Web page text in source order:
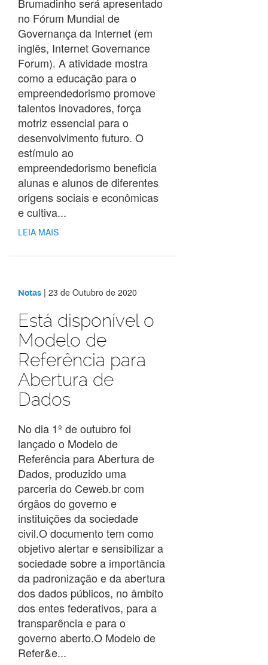
no Fórum Mundial de
Governança da Internet (em
inglês, Internet Governance
Forum). A atividade mostra
como a educação para o
empreendedorismo promove
talentos inovadores, força
motriz essencial para o
desenvolvimento futuro. O
estímulo ao
empreendedorismo beneficia
alunas e alunos de diferentes
origens sociais e econômicas
e cultiva...
LEIA MAIS
Notas | 23 de Outubro de 2020
Está disponível o
Modelo de
Referência para
Abertura de
Dados
No dia 1º de outubro foi
lançado o Modelo de
Referência para Abertura de
Dados, produzido uma
parceria do Ceweb.br com
órgãos do governo e
instituições da sociedade
civil.O documento tem como
objetivo alertar e sensibilizar a
sociedade sobre a importância
da padronização e da abertura
dos dados públicos, no âmbito
dos entes federativos, para a
transparência e para o
governo aberto.O Modelo de
Refer&e...